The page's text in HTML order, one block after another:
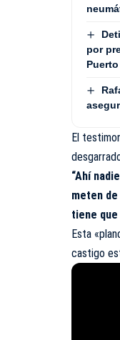
por
El
“Ahí
meten
tiene
Esta
castigo